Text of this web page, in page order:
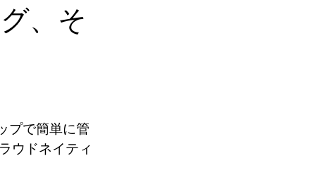
、そ
プで簡単に管
ウドネイティ